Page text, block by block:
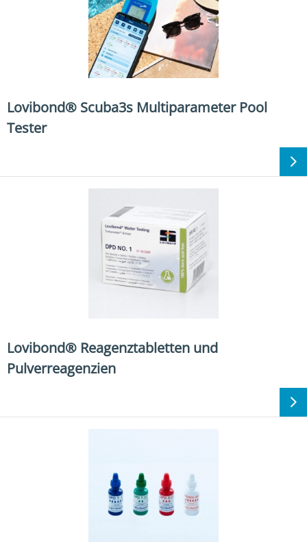
Lovibond® Scuba3s Multiparameter Pool
Tester
Lovibond® Reagenztabletten und
Pulverreagenzien